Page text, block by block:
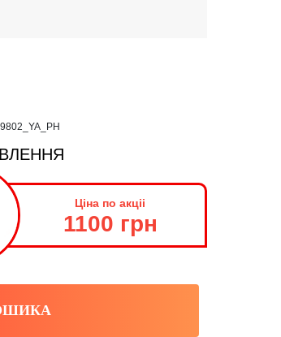
Ціна по акціі
1100 грн